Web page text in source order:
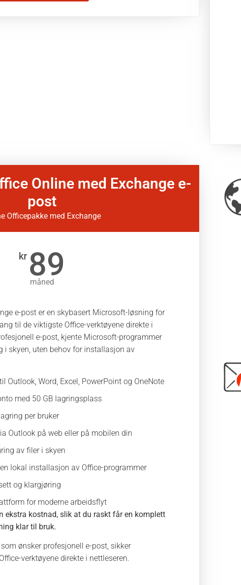
Online med Exchange e-
post
Officepakke med Exchange
kr 89
måned
e-post er en skybasert Microsoft-løsning for
til de viktigste Office-verktøyene direkte i
e-post, kjente Microsoft-programmer
i skyen, uten behov for installasjon av
Outlook, Word, Excel, PowerPoint og OneNote
med 50 GB lagringsplass
per bruker
Outlook på web eller på mobilen din
av filer i skyen
lokal installasjon av Office-programmer
og klargjøring
for moderne arbeidsflyt
ekstra kostnad, slik at du raskt får en komplett
klar til bruk.
ønsker profesjonell e-post, sikker
verktøyene direkte i nettleseren.